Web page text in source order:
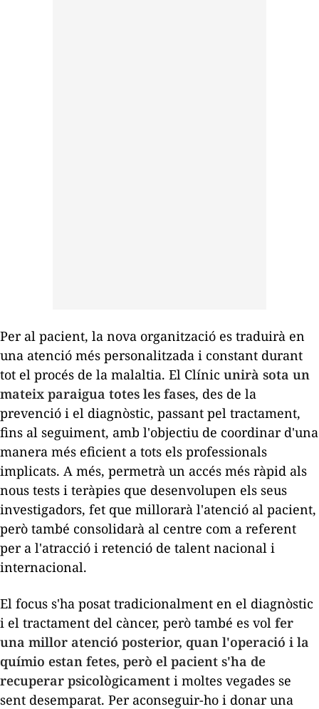
Per al pacient, la nova organització es traduirà en
una atenció més personalitzada i constant durant
tot el procés de la malaltia. El Clínic unirà sota un
mateix paraigua totes les fases, des de la
prevenció i el diagnòstic, passant pel tractament,
fins al seguiment, amb l'objectiu de coordinar d'una
manera més eficient a tots els professionals
implicats. A més, permetrà un accés més ràpid als
nous tests i teràpies que desenvolupen els seus
investigadors, fet que millorarà l'atenció al pacient,
però també consolidarà al centre com a referent
per a l'atracció i retenció de talent nacional i
internacional.
El focus s'ha posat tradicionalment en el diagnòstic
i el tractament del càncer, però també es vol fer
una millor atenció posterior, quan l'operació i la
químio estan fetes, però el pacient s'ha de
recuperar psicològicament i moltes vegades se
sent desemparat. Per aconseguir-ho i donar una